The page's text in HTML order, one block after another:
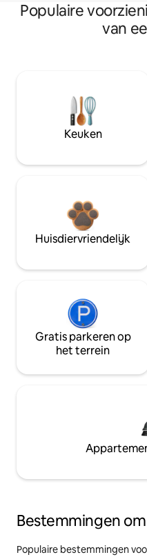
Populaire
van
Keuken
Huisdiervriendelijk
Gratis parkeren op
het terrein
Bestemmingen
Populaire bestemmingen